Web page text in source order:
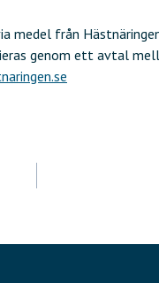
medel från
genom ett avtal